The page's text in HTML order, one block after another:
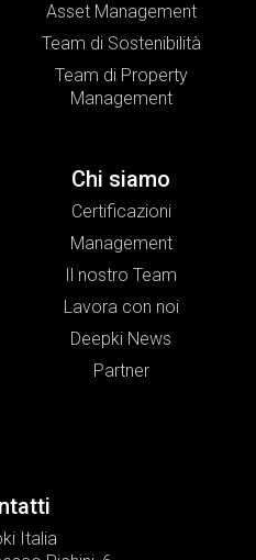
Asset Management
Team di Sostenibilità
Team di Property
Management
Chi siamo
Certificazioni
Management
Il nostro Team
Lavora con noi
Deepki News
Partner
Italia